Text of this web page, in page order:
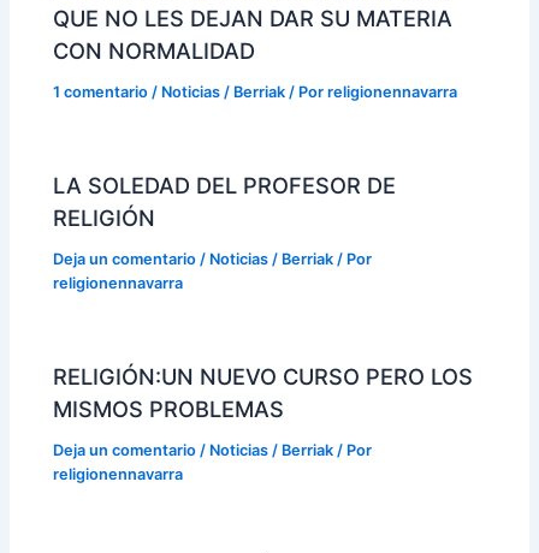
QUE NO LES DEJAN DAR SU MATERIA
CON NORMALIDAD
1 comentario / Noticias / Berriak / Porreligionennavarra
LA SOLEDAD DEL PROFESOR DE
RELIGIÓN
Deja un comentario / Noticias / Berriak / Por
religionennavarra
RELIGIÓN:UN NUEVO CURSO PERO LOS
MISMOS PROBLEMAS
Deja un comentario / Noticias / Berriak / Por
religionennavarra